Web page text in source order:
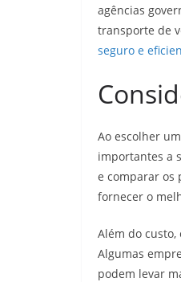
agências
transporte de
seguro e
Ao escolher
importantes a
e comparar os
fornecer o
Além do
Algumas
podem levar